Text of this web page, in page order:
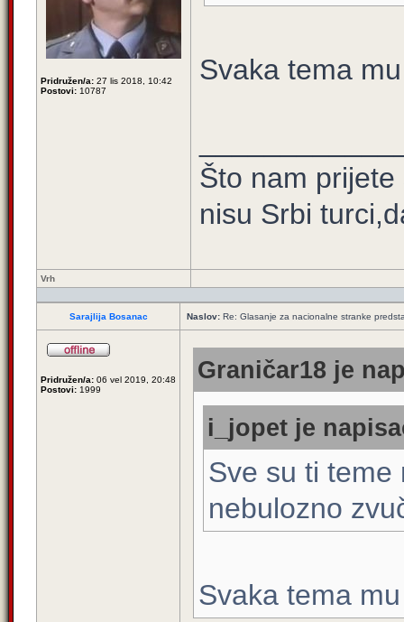
Pridružen/a: 27 lis 2018, 10:42
Postovi: 10787
Svaka tema
Što nam
nisu Srbi
Vrh
Sarajlija Bosanac Naslov: Re: Glasanje za nacionalne stranke
Pridružen/a: 06 vel 2019, 20:48
Postovi: 1999
Graničar18 je
i_jopet je
Sve su ti teme
nebulozno
Svaka tema